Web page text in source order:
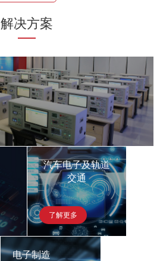
解决方案
汽车电子及轨道
交通
了解更多
电子制造